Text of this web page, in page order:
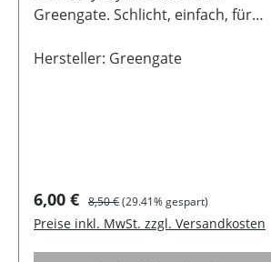
Greengate. Schlicht, einfach, für
geeignet und dabei auch noch
Greengate mischen. Dadurch
kannst Du immer wieder andere
Bilder auf Deinem Tisch erschaffen
und Deiner Kreativität sind keine
Hersteller: Greengate
Verkaufspreis:
6,00 € Regulärer Preis:
8,50 €(29.41% gespart)
Preise inkl. MwSt. zzgl. Versandkosten